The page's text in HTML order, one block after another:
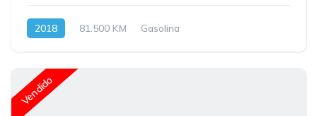
2018 81.500 KM Gasolina
Vendido